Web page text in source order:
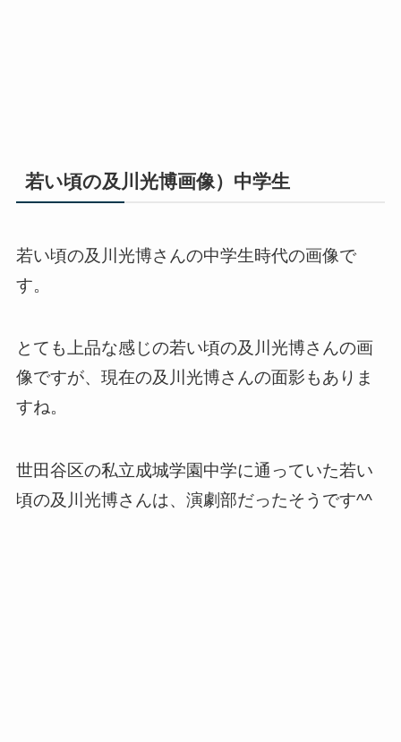
若い頃の及川光博画像）中学生
若い頃の及川光博さんの中学生時代の画像で
す。
とても上品な感じの若い頃の及川光博さんの画
像ですが、現在の及川光博さんの面影もありま
すね。
世田谷区の私立成城学園中学に通っていた若い
頃の及川光博さんは、演劇部だったそうです^^